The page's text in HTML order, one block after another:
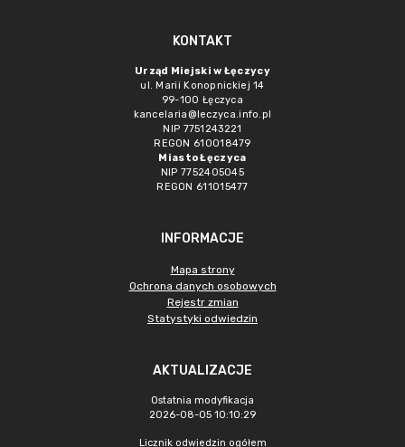
KONTAKT
Urząd Miejski w Łęczycy
ul. Marii Konopnickiej 14
99-100 Łęczyca
kancelaria@leczyca.info.pl
NIP 7751243221
REGON 610018479
Miasto Łęczyca
NIP 7752405045
REGON 611015477
INFORMACJE
Mapa strony
Ochrona danych osobowych
Rejestr zmian
Statystyki odwiedzin
AKTUALIZACJE
Ostatnia modyfikacja
2026-08-05 10:10:29
Licznik odwiedzin ogółem